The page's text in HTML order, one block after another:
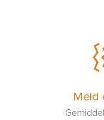
Meld